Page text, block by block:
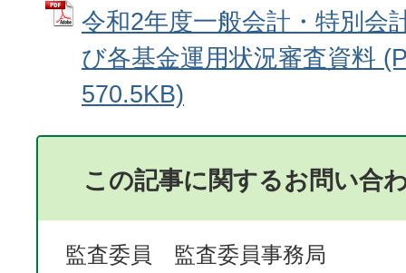
令和2年度一般会計・特別会
び各基金運用状況審査資料
570.5KB)
この記事に関するお問い合
監査委員 監査委員事務局